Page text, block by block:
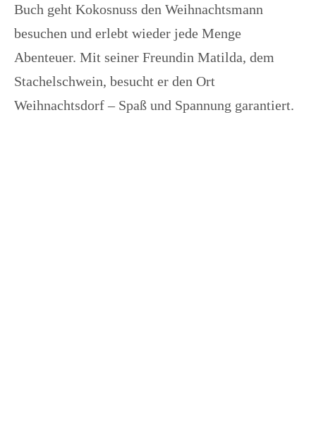
Buch geht Kokosnuss den Weihnachtsmann
besuchen und erlebt wieder jede Menge
Abenteuer. Mit seiner Freundin Matilda, dem
Stachelschwein, besucht er den Ort
Weihnachtsdorf – Spaß und Spannung garantiert.